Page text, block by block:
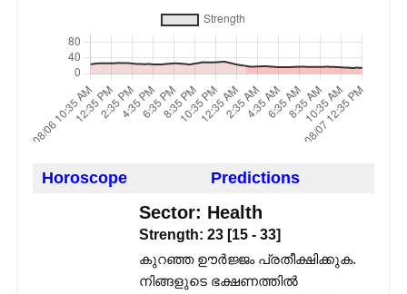
Horoscope Predictions
Sector: Health
Strength: 23 [15 - 33]
കുറഞ്ഞ ഊർജ്ജം പ്രതീക്ഷിക്കുക.
നിങ്ങളുടെ ഭക്ഷണത്തിൽ